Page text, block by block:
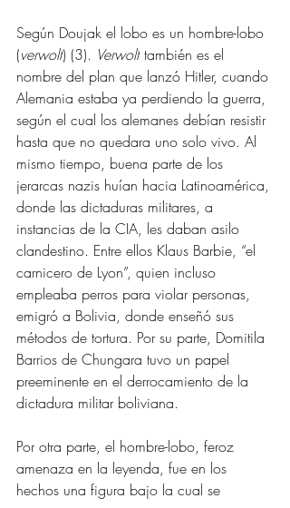
Según Doujak el lobo es un hombre-lobo
(verwolf) (3). Verwolf también es el
nombre del plan que lanzó Hitler, cuando
Alemania estaba ya perdiendo la guerra,
según el cual los alemanes debían resistir
hasta que no quedara uno solo vivo. Al
mismo tiempo, buena parte de los
jerarcas nazis huían hacia Latinoamérica,
donde las dictaduras militares, a
instancias de la CIA, les daban asilo
clandestino. Entre ellos Klaus Barbie, “el
carnicero de Lyon”, quien incluso
empleaba perros para violar personas,
emigró a Bolivia, donde enseñó sus
métodos de tortura. Por su parte, Domitila
Barrios de Chungara tuvo un papel
preeminente en el derrocamiento de la
dictadura militar boliviana.
Por otra parte, el hombre-lobo, feroz
amenaza en la leyenda, fue en los
hechos una figura bajo la cual se